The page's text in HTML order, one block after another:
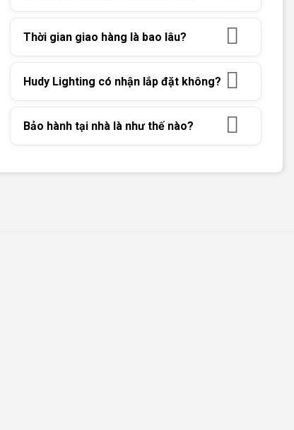
Thời gian giao hàng là bao lâu?
Hudy Lighting có nhận lắp đặt không?
Bảo hành tại nhà là như thế nào?